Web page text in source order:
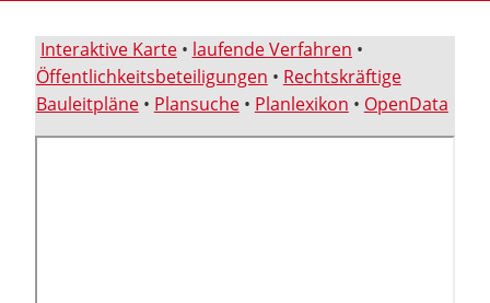
Interaktive Karte• laufende Verfahren •
Öffentlichkeitsbeteiligungen • Rechtskräftige
Bauleitpläne• Plansuche• Planlexikon • OpenData